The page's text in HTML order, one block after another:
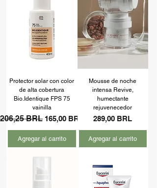
Protector solar con color
de alta cobertura
Bio.Identique FPS 75
vainilla
Precio
206,25 BRL Precio de oferta
165,00 BRL
Agregar al carrito
Mousse de noche
intensa Revive,
humectante
rejuvenecedor
Precio
289,00 BRL
Agregar al carrito